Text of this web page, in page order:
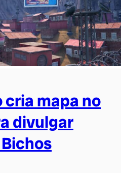
cria mapa no
divulgar